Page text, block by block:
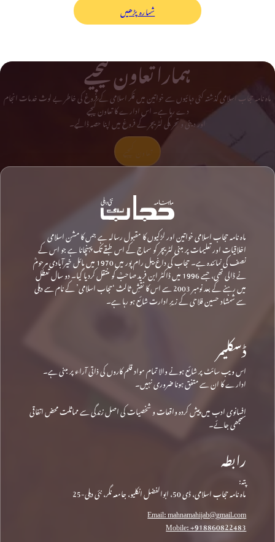
شمارہ پڑھیں
ہمارا تعاون کیجیے
ماہ نامہ حجاب اسلامی گذشتہ کئی دہائیوں سے خواتین میں فکر اسلامی کے فروغ کی خاطر بے لوث خدمات انجام
دے رہا ہے۔ اس ادارے کا تعاون کیجیے
اور دینی و تحریکی لٹریچر کے فروغ میں اپنا حصہ ڈالیے۔
ماہ نامہ حجاب اسلامی خواتین اور لڑکیوں کا مقبول رسالہ ہے جس کا مشن اسلامی
اخلاقیات اور تعلیمات پر مبنی لٹریچر کو سماج کے اس طبقے تک پہنچانا ہے جو اس کے
نصف کی نمائندہ ہے۔ حجاب کی داغ بیل رام پور میں 1970 میں مائل خیرآبادی مرحومؒ
نے ڈالی تھی، جسے 1996 میں ڈاکٹر ابن فرید صاحبؒ کو منتقل کردیا گیا۔ دو سال تعطل
میں رہنے کے بعد نومبر 2003 سے اس کا نقشِ ثالث ‘حجاب اسلامی’ کے نام سے دہلی
سے شمشاد حسین فلاحی کے زیرِ ادارت شائع ہو رہا ہے۔
ڈسکلیمر
اس ویب سائٹ پر شائع ہونے والا تمام مواد قلم کاروں کی ذاتی آراء پر مبنی ہے۔
ادارے کا ان سے متفق ہونا ضروری نہیں۔
افسانوی ادب میں پیش کردہ واقعات و شخصیات کی اصل زندگی سے مماثلت محض اتفاقی
سمجھی جائے۔
رابطہ
پتہ:
ماہ نامہ حجاب اسلامی، ڈی 50، ابوالفضل انکلیو، جامعہ نگر، نئی دہلی-25
Email: mahnamahijab@gmail.com
Mobile: +918860822483